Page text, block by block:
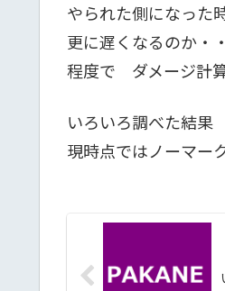
やられた側になっ
更に遅くなるのか・・
程度で ダメージ計
いろいろ調べた結果
現時点ではノーマ